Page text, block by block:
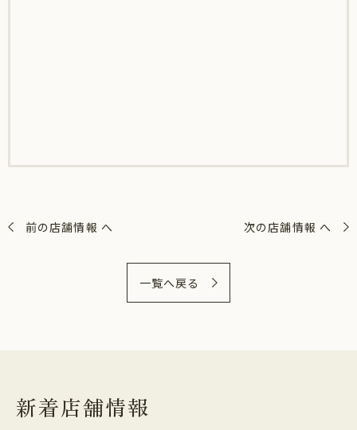
前の店舗情報 へ 次の店舗情報 へ
一覧へ戻る
新着店舗情報